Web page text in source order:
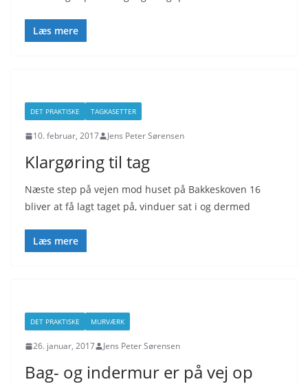
Læs mere
DET PRAKTISKE TAGKASETTER
10. februar, 2017 Jens Peter Sørensen
Klargøring til tag
Næste step på vejen mod huset på Bakkeskoven 16
bliver at få lagt taget på, vinduer sat i og dermed
Læs mere
DET PRAKTISKE MURVÆRK
26. januar, 2017 Jens Peter Sørensen
Bag- og indermur er på vej op